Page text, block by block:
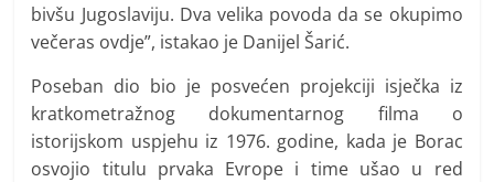
bivšu Jugoslaviju. Dva velika povoda da se okupimo
večeras ovdje”, istakao je Danijel Šarić.
Poseban dio bio je posvećen projekciji isječka iz
kratkometražnog dokumentarnog filma o
istorijskom uspjehu iz 1976. godine, kada je Borac
osvojio titulu prvaka Evrope i time ušao u red